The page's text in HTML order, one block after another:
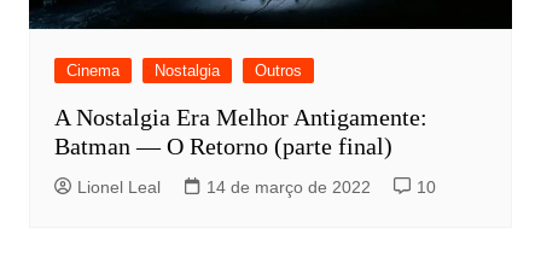
Cinema Nostalgia Outros
A Nostalgia Era Melhor Antigamente:
Batman — O Retorno (parte final)
Lionel Leal 14 de março de 2022 10